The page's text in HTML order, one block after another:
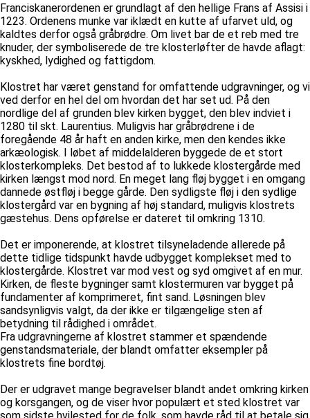
Franciskanerordenen er grundlagt af den hellige Frans af Assisi i
1223. Ordenens munke var iklædt en kutte af ufarvet uld, og
kaldtes derfor også gråbrødre. Om livet bar de et reb med tre
knuder, der symboliserede de tre klosterløfter de havde aflagt:
kyskhed, lydighed og fattigdom.
Klostret har været genstand for omfattende udgravninger, og vi
ved derfor en hel del om hvordan det har set ud. På den
nordlige del af grunden blev kirken bygget, den blev indviet i
1280 til skt. Laurentius. Muligvis har gråbrødrene i de
foregående 48 år haft en anden kirke, men den kendes ikke
arkæologisk. I løbet af middelalderen byggede de et stort
klosterkompleks. Det bestod af to lukkede klostergårde med
kirken længst mod nord. En meget lang fløj bygget i en omgang
dannede østfløj i begge gårde. Den sydligste fløj i den sydlige
klostergård var en bygning af høj standard, muligvis klostrets
gæstehus. Dens opførelse er dateret til omkring 1310.
Det er imponerende, at klostret tilsyneladende allerede på
dette tidlige tidspunkt havde udbygget komplekset med to
klostergårde. Klostret var mod vest og syd omgivet af en mur.
Kirken, de fleste bygninger samt klostermuren var bygget på
fundamenter af komprimeret, fint sand. Løsningen blev
sandsynligvis valgt, da der ikke er tilgængelige sten af
betydning til rådighed i området.
Fra udgravningerne af klostret stammer et spændende
genstandsmateriale, der blandt omfatter eksempler på
klostrets fine bordtøj.
Der er udgravet mange begravelser blandt andet omkring kirken
og korsgangen, og de viser hvor populært et sted klostret var
som sidste hvilested for de folk, som havde råd til at betale sig